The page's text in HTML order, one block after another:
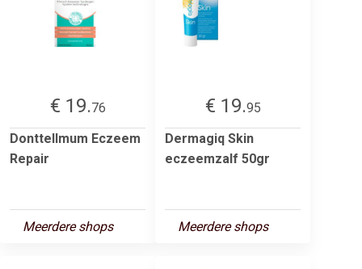
€ 19.76
Donttellmum Eczeem
Repair
Meerdere shops
€ 19.95
Dermagiq Skin
eczeemzalf 50gr
Meerdere shops